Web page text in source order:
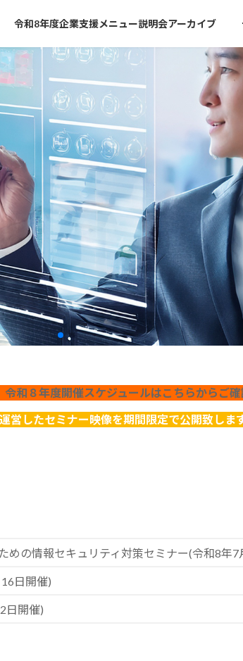
令和8年度企業支援メニュー説明会アーカイブ
和８年度開催スケジュールはこちらからご確
営したセミナー映像を期間限定で公開致します
めの情報セキュリティ対策セミナー(令和8年7
日開催)
日開催)